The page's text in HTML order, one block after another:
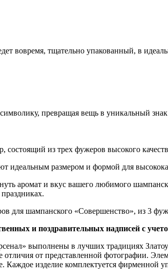
вовремя, тщательно упакованный, в
превращая вещь в уникальный знак
из трех фужеров высокого
размером и формой для
аромат и вкус вашего любимого
для шампанского «Совершенство», из 3
и поздравительных надписей с
выполнены в лучших традициях
от представленной фотографии.
изделие комплектуется фирменной